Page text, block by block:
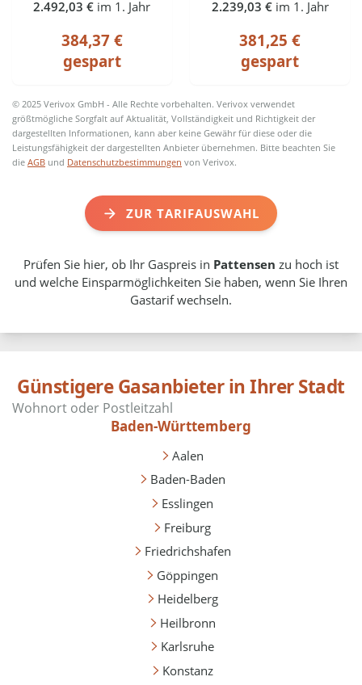
2.492,03 € im 1. Jahr
384,37 €
gespart
2.239,03 € im 1. Jahr
381,25 €
gespart
© 2025 Verivox GmbH - Alle Rechte vorbehalten. Verivox verwendet
größtmögliche Sorgfalt auf Aktualität, Vollständigkeit und Richtigkeit der
dargestellten Informationen, kann aber keine Gewähr für diese oder die
Leistungsfähigkeit der dargestellten Anbieter übernehmen. Bitte beachten Sie
dieAGB und Datenschutzbestimmungen von Verivox.
ZUR TARIFAUSWAHL
Prüfen Sie hier, ob Ihr Gaspreis in Pattensen zu hoch ist
und welche Einsparmöglichkeiten Sie haben, wenn Sie Ihren
Gastarif wechseln.
Günstigere Gasanbieter in Ihrer Stadt
Baden-Württemberg
Aalen
Baden-Baden
Esslingen
Freiburg
Friedrichshafen
Göppingen
Heidelberg
Heilbronn
Karlsruhe
Konstanz